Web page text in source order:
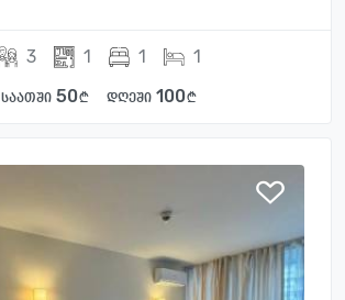
3 1 1 1
საათში 50 დღეში 100